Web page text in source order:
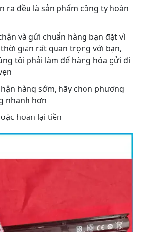
ra đều là sản phẩm công ty hoàn
và gửi chuẩn hàng bạn đặt vì
gian rất quan trọng với bạn,
tôi phải làm để hàng hóa gửi đi
hàng sớm, hãy chọn phương
nhanh hơn
hoàn lại tiền